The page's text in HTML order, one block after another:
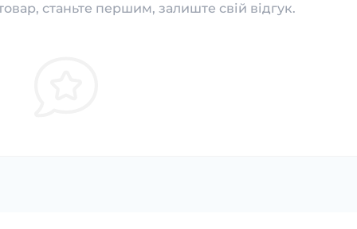
станьте першим, залиште свій відгук.